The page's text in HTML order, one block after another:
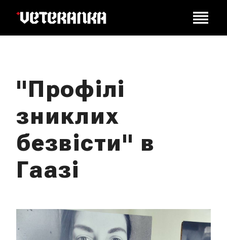
"Профілі
зниклих
безвісти" в
Гаазі